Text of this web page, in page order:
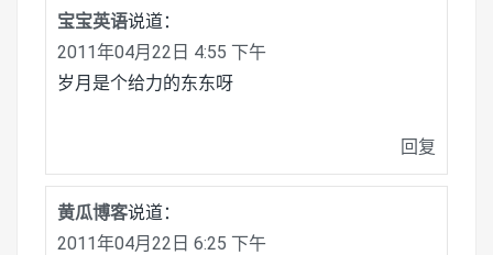
宝宝英语说道：
2011年04月22日 4:55 下午
岁月是个给力的东东呀
回复
黄瓜博客说道：
2011年04月22日 6:25 下午